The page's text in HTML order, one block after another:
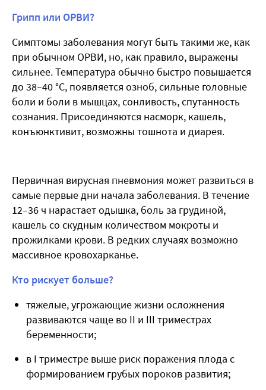
Грипп или ОРВИ?
Симптомы заболевания могут быть такими же, как
при обычном ОРВИ, но, как правило, выражены
сильнее. Температура обычно быстро повышается
до 38–40 °С, появляется озноб, сильные головные
боли и боли в мышцах, сонливость, спутанность
сознания. Присоединяются насморк, кашель,
конъюнктивит, возможны тошнота и диарея.
Первичная вирусная пневмония может развиться в
самые первые дни начала заболевания. В течение
12–36 ч нарастает одышка, боль за грудиной,
кашель со скудным количеством мокроты и
прожилками крови. В редких случаях возможно
массивное кровохарканье.
Кто рискует больше?
тяжелые, угрожающие жизни осложнения
развиваются чаще во II и III триместрах
беременности;
в I триместре выше риск поражения плода с
формированием грубых пороков развития;